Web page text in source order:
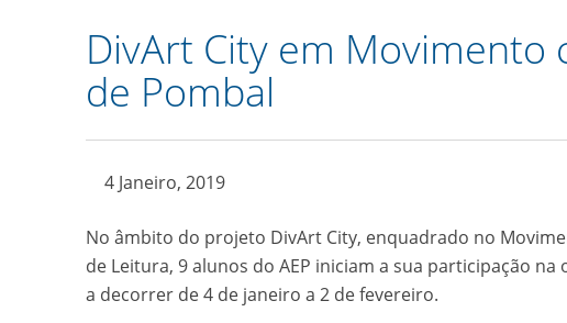
DivArt City em
de Pombal
4 Janeiro, 2019
No âmbito do projeto DivArt City, enquadrado no
de Leitura, 9 alunos do AEP iniciam a sua participação
a decorrer de 4 de janeiro a 2 de fevereiro.